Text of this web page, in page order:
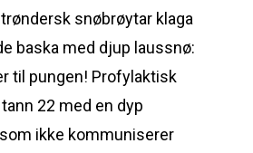
snøbrøytar klaga
baska med djup laussnø:
til pungen! Profylaktisk
22 med en dyp
ikke kommuniserer